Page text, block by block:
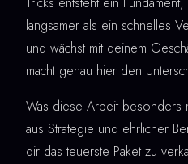
langsamer als ein schnelles
und wächst mit deinem
macht genau hier den
Was diese Arbeit besonders
aus Strategie und ehrlicher
dir das teuerste Paket zu